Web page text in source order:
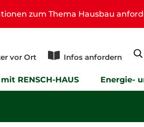
zum Thema Hausbau
vor Ort Infos anfordern
RENSCH-HAUS Energie-